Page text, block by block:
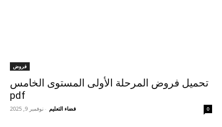
فروض
تحميل فروض المرحلة الأولى المستوى الخامس
pdf
فضاء التعليم - نوفمبر 9, 2025 0